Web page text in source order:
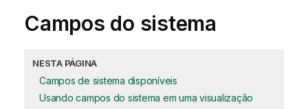
Campos do sistema
NESTA PÁGINA
Campos de sistema disponíveis
Usando campos do sistema em uma visualização